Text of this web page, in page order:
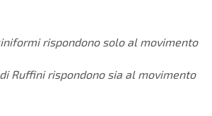
rispondono solo al movimento
Ruffini rispondono sia al movimento